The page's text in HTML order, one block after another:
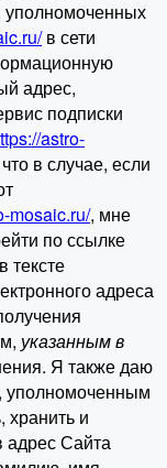
в сети
адрес,
подписки
astro-
в случае, если
mosaic.ru/, мне
по ссылке
тексте
адреса
указанным в
Я также даю
уполномоченным
хранить и
адрес Сайта